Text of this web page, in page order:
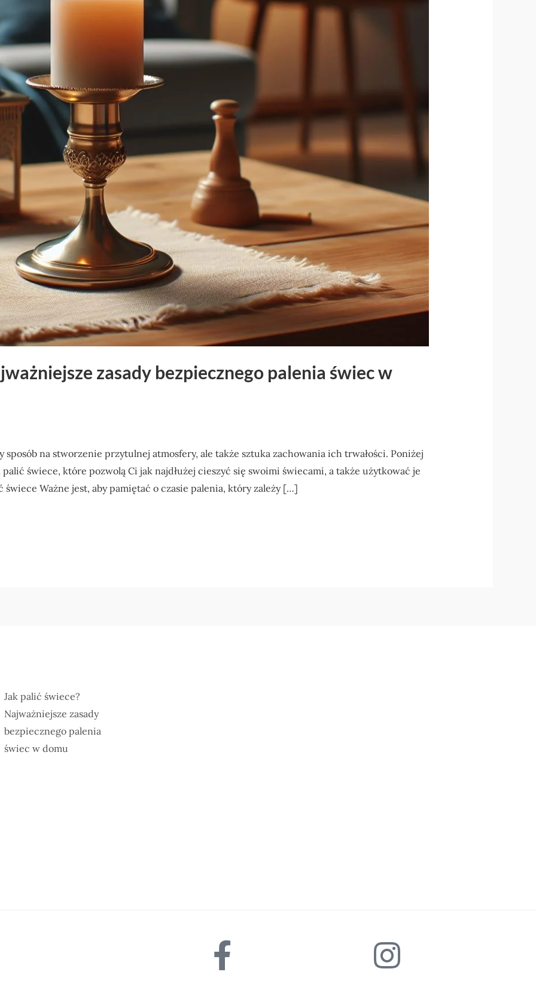
zasady bezpiecznego palenia świec w
na stworzenie przytulnej atmosfery, ale także sztuka zachowania ich trwałości. Poniżej
świece, które pozwolą Ci jak najdłużej cieszyć się swoimi świecami, a także użytkować je
świece Ważne jest, aby pamiętać o czasie palenia, który zależy […]
Jak palić świece?
Najważniejsze zasady
bezpiecznego palenia
świec w domu